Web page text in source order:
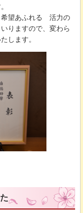
望あふれる 活力の
りますので、変わら
します。